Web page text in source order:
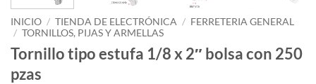
INICIO / TIENDA DE ELECTRÓNICA / FERRETERIA GENERAL
/ TORNILLOS, PIJAS Y ARMELLAS
Tornillo tipo estufa 1/8 x 2″ bolsa con 250
pzas